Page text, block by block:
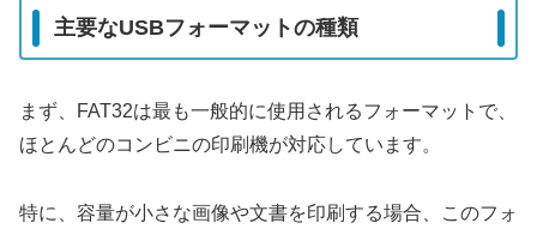
主要なUSBフォーマットの種類
まず、FAT32は最も一般的に使用されるフォーマットで、
ほとんどのコンビニの印刷機が対応しています。
特に、容量が小さな画像や文書を印刷する場合、このフォ